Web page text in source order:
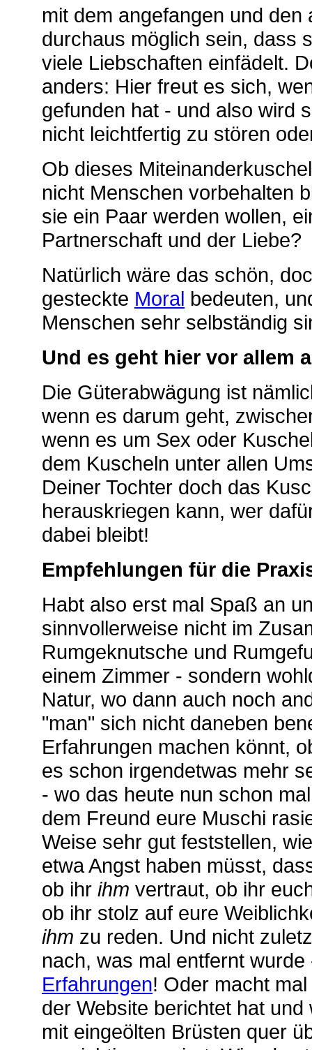
mit dem angefangen und
durchaus möglich sein, dass
viele Liebschaften einfädelt.
anders: Hier freut es sich,
gefunden hat - und also wird
nicht leichtfertig zu stören
Ob dieses
nicht Menschen vorbehalten
sie ein Paar werden wollen,
Partnerschaft und der Liebe?
Natürlich wäre das schön,
gesteckte Moral bedeuten,
Menschen sehr selbständig
Und es geht hier vor allem
Die Güterabwägung ist
wenn es darum geht,
wenn es um Sex oder
dem Kuscheln unter allen
Deiner Tochter doch das
herauskriegen kann, wer
dabei bleibt!
Empfehlungen für die
Habt also erst mal Spaß an
sinnvollerweise nicht im
Rumgeknutsche und
einem Zimmer - sondern
Natur, wo dann auch noch
"man" sich nicht daneben
Erfahrungen machen könnt,
es schon irgendetwas mehr
- wo das heute nun schon
dem Freund eure Muschi
Weise sehr gut feststellen,
etwa Angst haben müsst,
ob ihr ihm vertraut, ob ihr
ob ihr stolz auf eure
ihm zu reden. Und nicht
nach, was mal entfernt
Erfahrungen! Oder macht
der Website berichtet hat
mit eingeölten Brüsten quer